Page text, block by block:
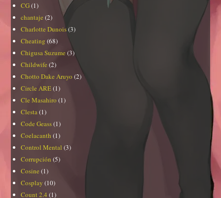
CG(1)
chantaje (2)
Charlotte Dunois(3)
Cheating (68)
Chigusa Suzume (3)
Childwife (2)
Chotto Dake Aruyo (2)
Circle ARE(1)
Cle Masahiro (1)
Clesta (1)
Code Geass(1)
Coelacanth (1)
Control Mental (3)
Corrupción (5)
Cosine (1)
Cosplay (10)
Count 2.4 (1)